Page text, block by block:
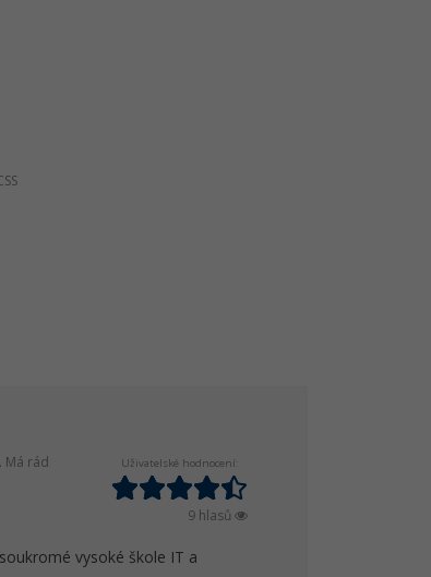
Uživatelské hodnocení:
9 hlasů
Má rád
vysoké škole IT a